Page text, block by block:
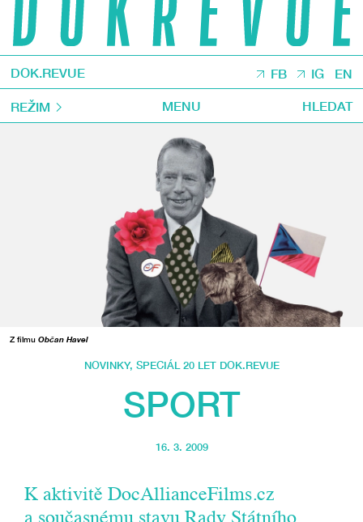
DOK.REVUE FB IG EN
REŽIM MENU HLEDAT
Z filmu Občan Havel
NOVINKY, SPECIÁL 20 LET DOK.REVUE
SPORT
16. 3. 2009
K aktivitě DocAllianceFilms.cz